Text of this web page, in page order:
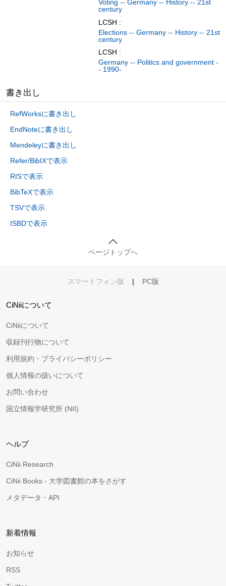
Voting -- Germany -- History -- 21st
century
LCSH :
Elections -- Germany -- History -- 21st
century
LCSH :
Germany -- Politics and government -
- 1990-
書き出し
RefWorksに書き出し
EndNoteに書き出し
Mendeleyに書き出し
Refer/BibIXで表示
RISで表示
BibTeXで表示
TSVで表示
ISBDで表示
ページトップへ
スマートフォン版 | PC版
CiNiiについて
CiNiiについて
収録刊行物について
利用規約・プライバシーポリシー
個人情報の扱いについて
お問い合わせ
国立情報学研究所 (NII)
ヘルプ
CiNii Research
CiNii Books - 大学図書館の本をさがす
メタデータ・API
新着情報
お知らせ
RSS